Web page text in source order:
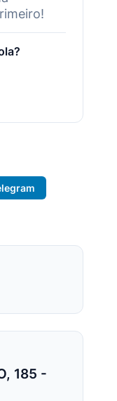
185 -